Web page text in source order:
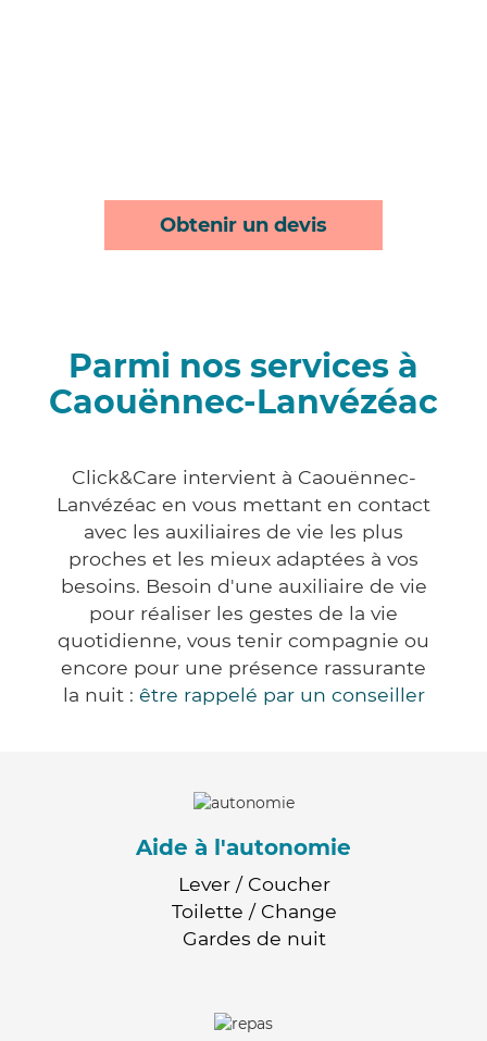
Obtenir un devis
Parmi nos services à
Caouënnec-Lanvézéac
Click&Care intervient à Caouënnec-
Lanvézéac en vous mettant en contact
avec les auxiliaires de vie les plus
proches et les mieux adaptées à vos
besoins. Besoin d'une auxiliaire de vie
pour réaliser les gestes de la vie
quotidienne, vous tenir compagnie ou
encore pour une présence rassurante
la nuit : être rappelé par un conseiller
Aide à l'autonomie
Lever / Coucher
Toilette / Change
Gardes de nuit